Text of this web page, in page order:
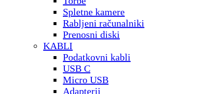
Spletne kamere
Rabljeni računalniki
Prenosni diski
KABLI
Podatkovni kabli
USB C
Micro USB
Adapterji